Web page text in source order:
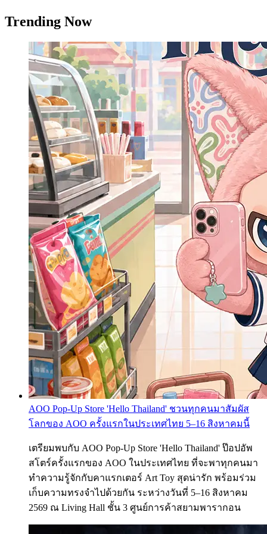
Trending Now
AOO Pop-Up Store 'Hello Thailand' ชวนทุกคนมาสัมผัส
โลกของ AOO ครั้งแรกในประเทศไทย 5–16 สิงหาคมนี้
เตรียมพบกับ AOO Pop-Up Store 'Hello Thailand' ป๊อปอัพ
สโตร์ครั้งแรกของ AOO ในประเทศไทย ที่จะพาทุกคนมา
ทำความรู้จักกับคาแรกเตอร์ Art Toy สุดน่ารัก พร้อมร่วม
เก็บความทรงจำไปด้วยกัน ระหว่างวันที่ 5–16 สิงหาคม
2569 ณ Living Hall ชั้น 3 ศูนย์การค้าสยามพารากอน